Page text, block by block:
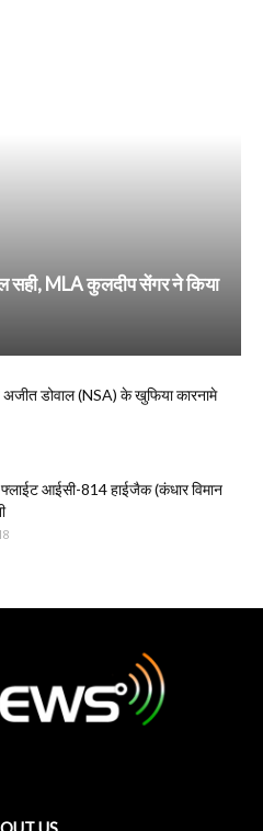
सही, MLA कुलदीप सेंगर ने किया
अजीत डोवाल (NSA) के खुफिया कारनामे
आईसी-814 हाईजैक (कंधार विमान